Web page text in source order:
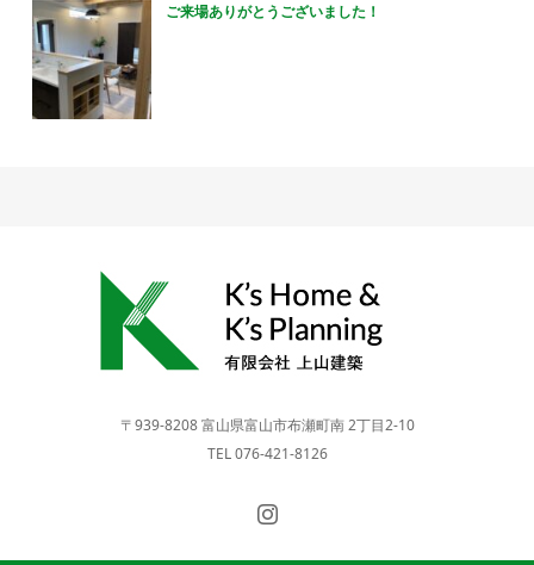
ご来場ありがとうございました！
〒939-8208 富山県富山市布瀬町南 2丁目2-10
TEL 076-421-8126